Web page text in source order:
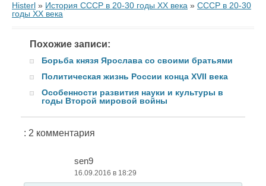
Histerl » История СССР в 20-30 годы ХХ века » СССР в 20-30
годы ХХ века
Похожие записи:
Борьба князя Ярослава со своими братьями
Политическая жизнь России конца XVII века
Особенности развития науки и культуры в
годы Второй мировой войны
: 2 комментария
sen9
16.09.2016 в 18:29